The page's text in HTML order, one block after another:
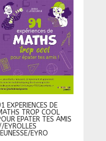
EXPERIENCES DE
TROP COOL
EPATER TES AMIS
EYROLLES
EYRO